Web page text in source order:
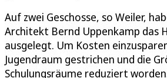
Auf zwei Geschosse, so Weiler,
Architekt Bernd Uppenkamp das
ausgelegt. Um Kosten
Jugendraum gestrichen und die
Schulungsräume reduziert